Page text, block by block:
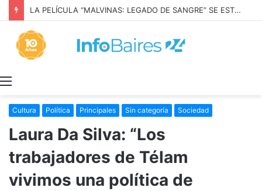
LA PELÍCULA “MALVINAS: LEGADO DE SANGRE” SE ESTRENARÁ EN PRIME VIDEO
Cultura Política Principales Sin categoría Sociedad
Laura Da Silva: “Los
trabajadores de Télam
vivimos una política de